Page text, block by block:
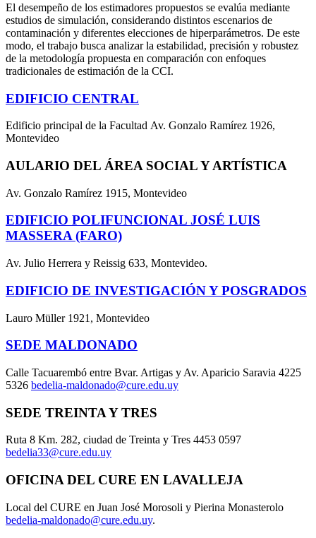
El desempeño de los estimadores propuestos se evalúa mediante
estudios de simulación, considerando distintos escenarios de
contaminación y diferentes elecciones de hiperparámetros. De este
modo, el trabajo busca analizar la estabilidad, precisión y robustez
de la metodología propuesta en comparación con enfoques
tradicionales de estimación de la CCI.
EDIFICIO CENTRAL
Edificio principal de la Facultad Av. Gonzalo Ramírez 1926,
Montevideo
AULARIO DEL ÁREA SOCIAL Y ARTÍSTICA
Av. Gonzalo Ramírez 1915, Montevideo
EDIFICIO POLIFUNCIONAL JOSÉ LUIS
MASSERA (FARO)
Av. Julio Herrera y Reissig 633, Montevideo.
EDIFICIO DE INVESTIGACIÓN Y POSGRADOS
Lauro Müller 1921, Montevideo
SEDE MALDONADO
Calle Tacuarembó entre Bvar. Artigas y Av. Aparicio Saravia 4225
5326 bedelia-maldonado@cure.edu.uy
SEDE TREINTA Y TRES
Ruta 8 Km. 282, ciudad de Treinta y Tres 4453 0597
bedelia33@cure.edu.uy
OFICINA DEL CURE EN LAVALLEJA
Local del CURE en Juan José Morosoli y Pierina Monasterolo
bedelia-maldonado@cure.edu.uy.